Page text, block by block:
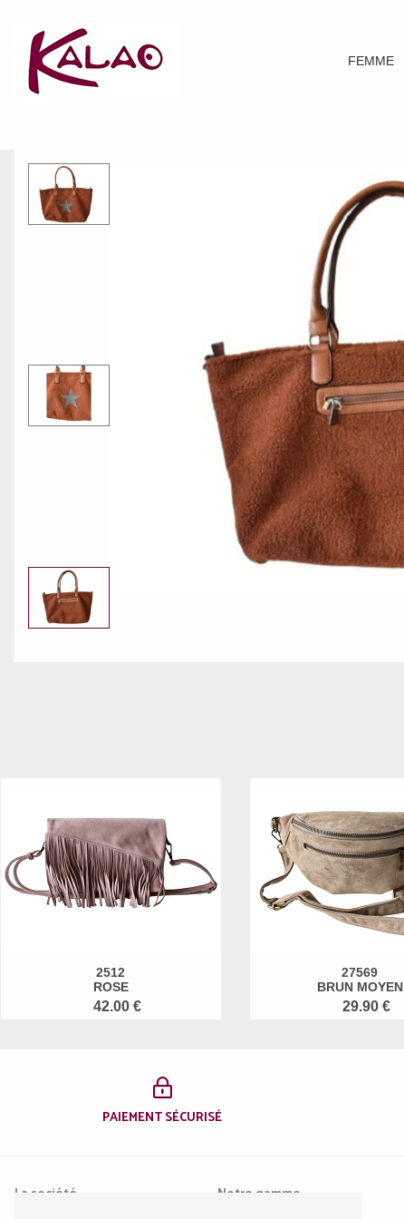
FEMME
2512
ROSE
42.00 €
27569
BRUN MOYEN
29.90 €
PAIEMENT SÉCURISÉ
La société Notre gamme